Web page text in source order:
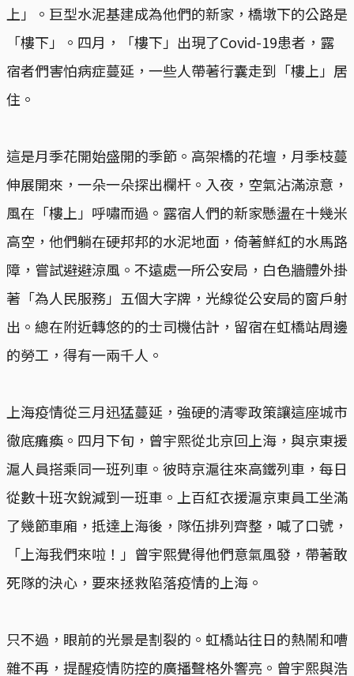
上」。巨型水泥基建成為他們的新家，橋墩下的公路是
「樓下」。四月，「樓下」出現了Covid-19患者，露
宿者們害怕病症蔓延，一些人帶著行囊走到「樓上」居
住。
這是月季花開始盛開的季節。高架橋的花壇，月季枝蔓
伸展開來，一朵一朵探出欄杆。入夜，空氣沾滿涼意，
風在「樓上」呼嘯而過。露宿人們的新家懸盪在十幾米
高空，他們躺在硬邦邦的水泥地面，倚著鮮紅的水馬路
障，嘗試避避涼風。不遠處一所公安局，白色牆體外掛
著「為人民服務」五個大字牌，光線從公安局的窗戶射
出。總在附近轉悠的的士司機估計，留宿在虹橋站周邊
的勞工，得有一兩千人。
上海疫情從三月迅猛蔓延，強硬的清零政策讓這座城市
徹底癱瘓。四月下旬，曾宇熙從北京回上海，與京東援
滬人員搭乘同一班列車。彼時京滬往來高鐵列車，每日
從數十班次銳減到一班車。上百紅衣援滬京東員工坐滿
了幾節車廂，抵達上海後，隊伍排列齊整，喊了口號，
「上海我們來啦！」曾宇熙覺得他們意氣風發，帶著敢
死隊的決心，要來拯救陷落疫情的上海。
只不過，眼前的光景是割裂的。虹橋站往日的熱鬧和嘈
雜不再，提醒疫情防控的廣播聲格外響亮。曾宇熙與浩